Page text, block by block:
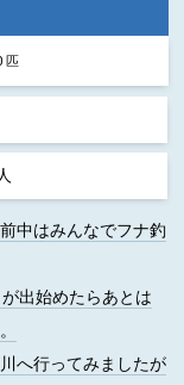
匹
中はみんなでフナ釣
出始めたらあとは
へ行ってみましたが